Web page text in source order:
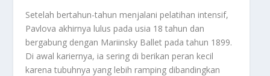
Setelah bertahun-tahun menjalani pelatihan intensif,
Pavlova akhirnya lulus pada usia 18 tahun dan
bergabung dengan Mariinsky Ballet pada tahun 1899.
Di awal kariernya, ia sering di berikan peran kecil
karena tubuhnya yang lebih ramping dibandingkan